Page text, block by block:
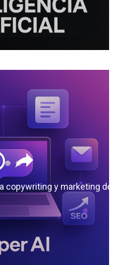
copywriting y marketing de